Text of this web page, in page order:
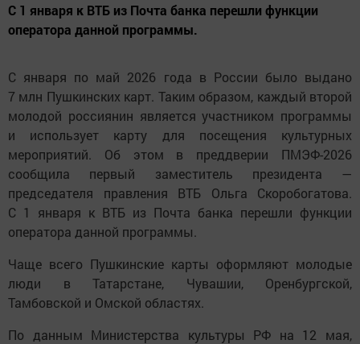
С 1 января к ВТБ из Почта банка перешли функции
оператора данной программы.
С января по май 2026 года в России было выдано
7 млн Пушкинских карт. Таким образом, каждый второй
молодой россиянин является участником программы
и использует карту для посещения культурных
мероприятий. Об этом в преддверии ПМЭФ-2026
сообщила первый заместитель президента —
председателя правления ВТБ Ольга Скоробогатова.
С 1 января к ВТБ из Почта банка перешли функции
оператора данной программы.
Чаще всего Пушкинские карты оформляют молодые
люди в Татарстане, Чувашии, Оренбургской,
Тамбовской и Омской областях.
По данным Министерства культуры РФ на 12 мая,